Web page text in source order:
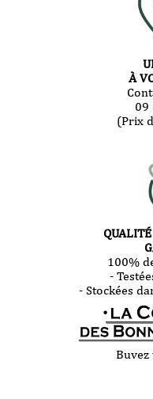
À
09
(Prix
100%
-
- Stockées